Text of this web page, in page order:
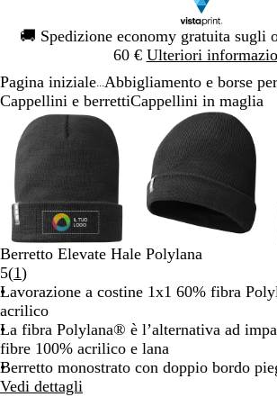
🚚 Spedizione economy gratuita sugli
60 € Ulteriori
Diapositiva
1
Pagina iniziale Abbigliamento e borse
Cappellini e berrettiCappellini in maglia
L’immagine
può
ingrandita
Ingrandito
a
Clicca
per
allargare
Usa
i
comandi
+
+
per
ingrandire
ridurre
le
frecce
per
spostarti
L’immagine
può
essere
ingrandita
Ingrandito
a
minimo
Clicca
per
allargare
Usa
i
comandi
+
+
per
ingrandire
ridurre
le
per
Diapositiva
Berretto Elevate Hale Polylana
5(1Leggi
1
recensioni
)
Lavorazione a costine 1x1 60% fibra
acrilico
La fibra Polylana® è l’alternativa ad
fibre 100% acrilico e lana
Berretto monostrato con doppio bordo
Vedi dettagli